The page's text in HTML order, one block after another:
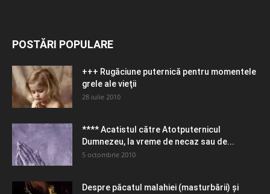
POSTĂRI POPULARE
+++ Rugăciune puternică pentru momentele
grele ale vieţii
28 iulie 2010
**** Acatistul către Atotputernicul
Dumnezeu, la vreme de necaz sau de...
5 octombrie 2010
Despre păcatul malahiei (masturbării) şi